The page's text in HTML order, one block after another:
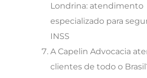
Londrina: atendimento
especializado para
INSS
A Capelin Advocacia
clientes de todo o